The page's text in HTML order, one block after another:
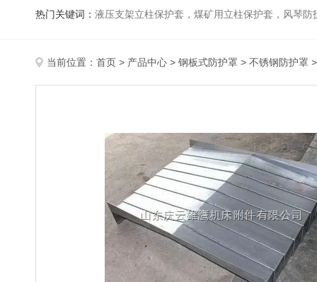
热门关键词： 液压支架立柱保护套，煤矿用立柱保护套，风琴
当前位置： 首页 > 产品中心 > 钢板式防护罩 > 不锈钢防护罩